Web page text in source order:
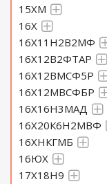
15ХМ
16Х
16Х11Н2В2МФ
16Х12В2ФТАР
16Х12ВМСФ5Р
16Х12МВСФБР
16Х16Н3МАД
16Х20К6Н2МВФ
16ХНКГМБ
16ЮХ
17Х18Н9